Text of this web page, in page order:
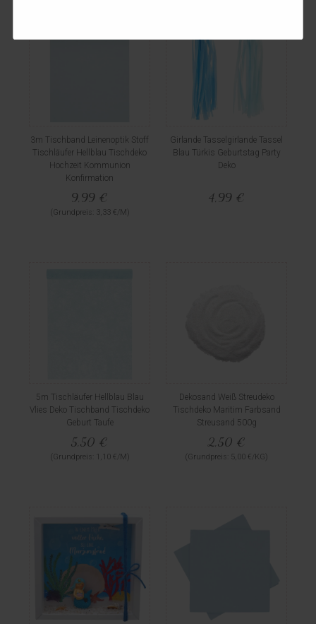
3m Tischband Leinenoptik Stoff
Tischläufer Hellblau Tischdeko
Hochzeit Kommunion
Konfirmation
9,99 €
(Grundpreis: 3,33 €/M)
Girlande Tasselgirlande Tassel
Blau Türkis Geburtstag Party
Deko
4,99 €
5m Tischläufer Hellblau Blau
Vlies Deko Tischband Tischdeko
Geburt Taufe
5,50 €
(Grundpreis: 1,10 €/M)
Dekosand Weiß Streudeko
Tischdeko Maritim Farbsand
Streusand 500g
2,50 €
(Grundpreis: 5,00 €/KG)